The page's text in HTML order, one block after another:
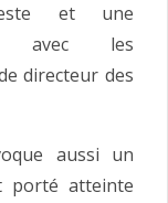
et une
avec les
directeur des
aussi un
porté atteinte